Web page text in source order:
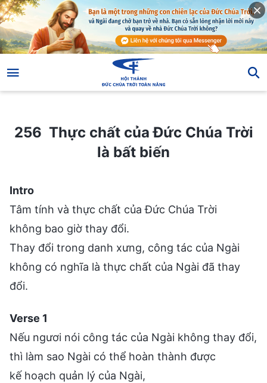
256 Thực chất của Đức Chúa Trời là bất biến
256 Thực chất của Đức Chúa Trời
là bất biến
Intro
Tâm tính và thực chất của Đức Chúa Trời
không bao giờ thay đổi.
Thay đổi trong danh xưng, công tác của Ngài
không có nghĩa là thực chất của Ngài đã thay
đổi.
Verse 1
Nếu ngươi nói công tác của Ngài không thay đổi,
thì làm sao Ngài có thể hoàn thành được
kế hoạch quản lý của Ngài,